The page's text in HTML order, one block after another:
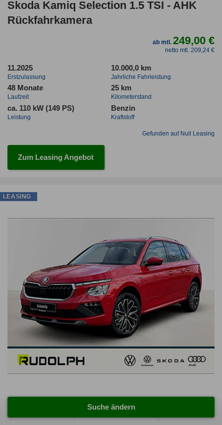
Skoda Kamiq Selection 1.5 TSI - AHK
Rückfahrkamera
ab mtl.249,00 €
netto mtl. 209,24 €
11.2025
Erstzulassung
10.000,0 km
Jahrliche Fahrleistung
48 Monate
Laufzeit
25 km
Kilometerstand
ca. 110 kW (149 PS)
Leistung
Benzin
Kraftstoff
Gefunden auf Null Leasing
Zum Leasing Angebot
Skoda Kamiq 1.0 TSI Tour Keyless
LEASING
Suche ändern